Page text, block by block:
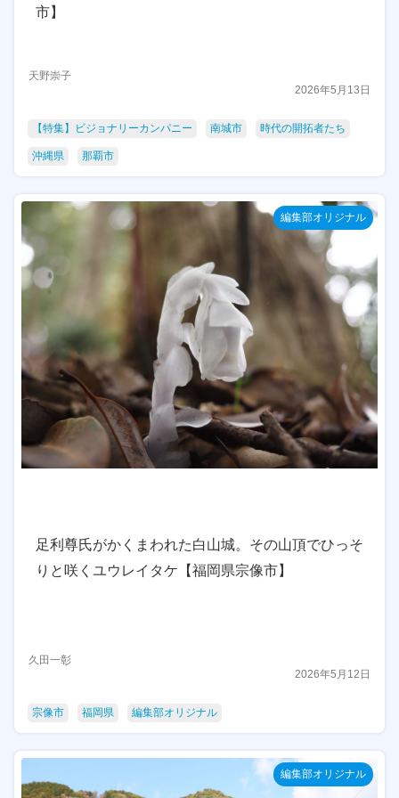
市】
天野崇子
2026年5月13日
【特集】ビジョナリーカンパニー 南城市 時代の開拓者たち
沖縄県 那覇市
編集部オリジナル
足利尊氏がかくまわれた白山城。その山頂でひっそ
りと咲くユウレイタケ【福岡県宗像市】
久田一彰
2026年5月12日
宗像市 福岡県 編集部オリジナル
編集部オリジナル